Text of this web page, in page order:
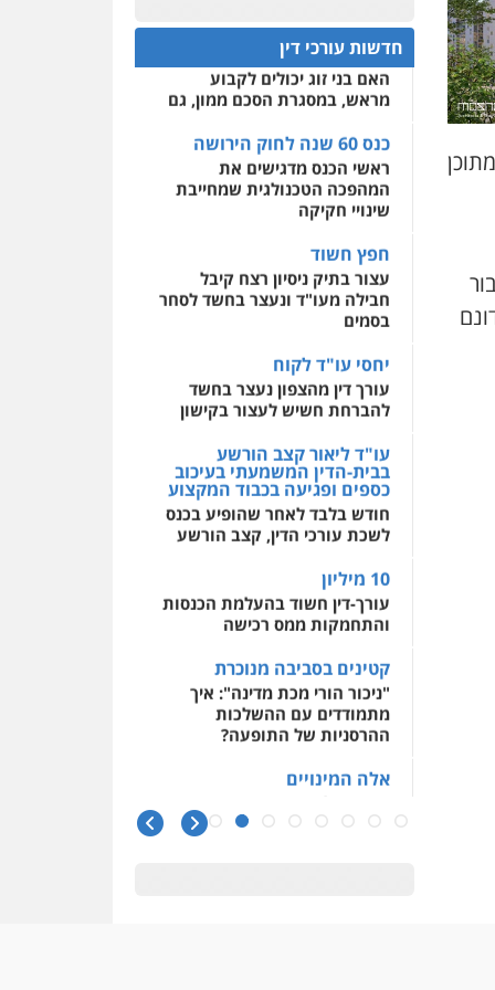
בני 3-9 קומות, מתוכן
מ"ר עבור
כ-100 אלף מ"ר עבור שטחי ציבור, וכ-22 דונם
0522508109
אחסון אתרים
מהירות הגנה גיבוי
לעורכי דין
מרכז התחלה חדשה
אסירים
שירותים מקצועיים לעורכי
דין
0544500346
חדשות עורכי דין
המתח שבין חוק יחסי ממון
לבין חוק הירושה
האם בני זוג יכולים לקבוע
מראש, במסגרת הסכם ממון, גם
כנס 60 שנה לחוק הירושה
ראשי הכנס מדגישים את
המהפכה הטכנולגית שמחייבת
שינויי חקיקה
חפץ חשוד
עצור בתיק ניסיון רצח קיבל
חבילה מעו"ד ונעצר בחשד לסחר
בסמים
יחסי עו"ד לקוח
עורך דין מהצפון נעצר בחשד
להברחת חשיש לעצור בקישון
עו"ד ליאור קצב הורשע
בבית-הדין המשמעתי בעיכוב
כספים ופגיעה בכבוד המקצוע
חודש בלבד לאחר שהופיע בכנס
לשכת עורכי הדין, קצב הורשע
10 מיליון
עורך-דין חשוד בהעלמת הכנסות
והתחמקות ממס רכישה
קטינים בסביבה מנוכרת
"ניכור הורי מכת מדינה": איך
מתמודדים עם ההשלכות
ההרסניות של התופעה?
אלה המינויים
26 שופטים ורשמים נוספים